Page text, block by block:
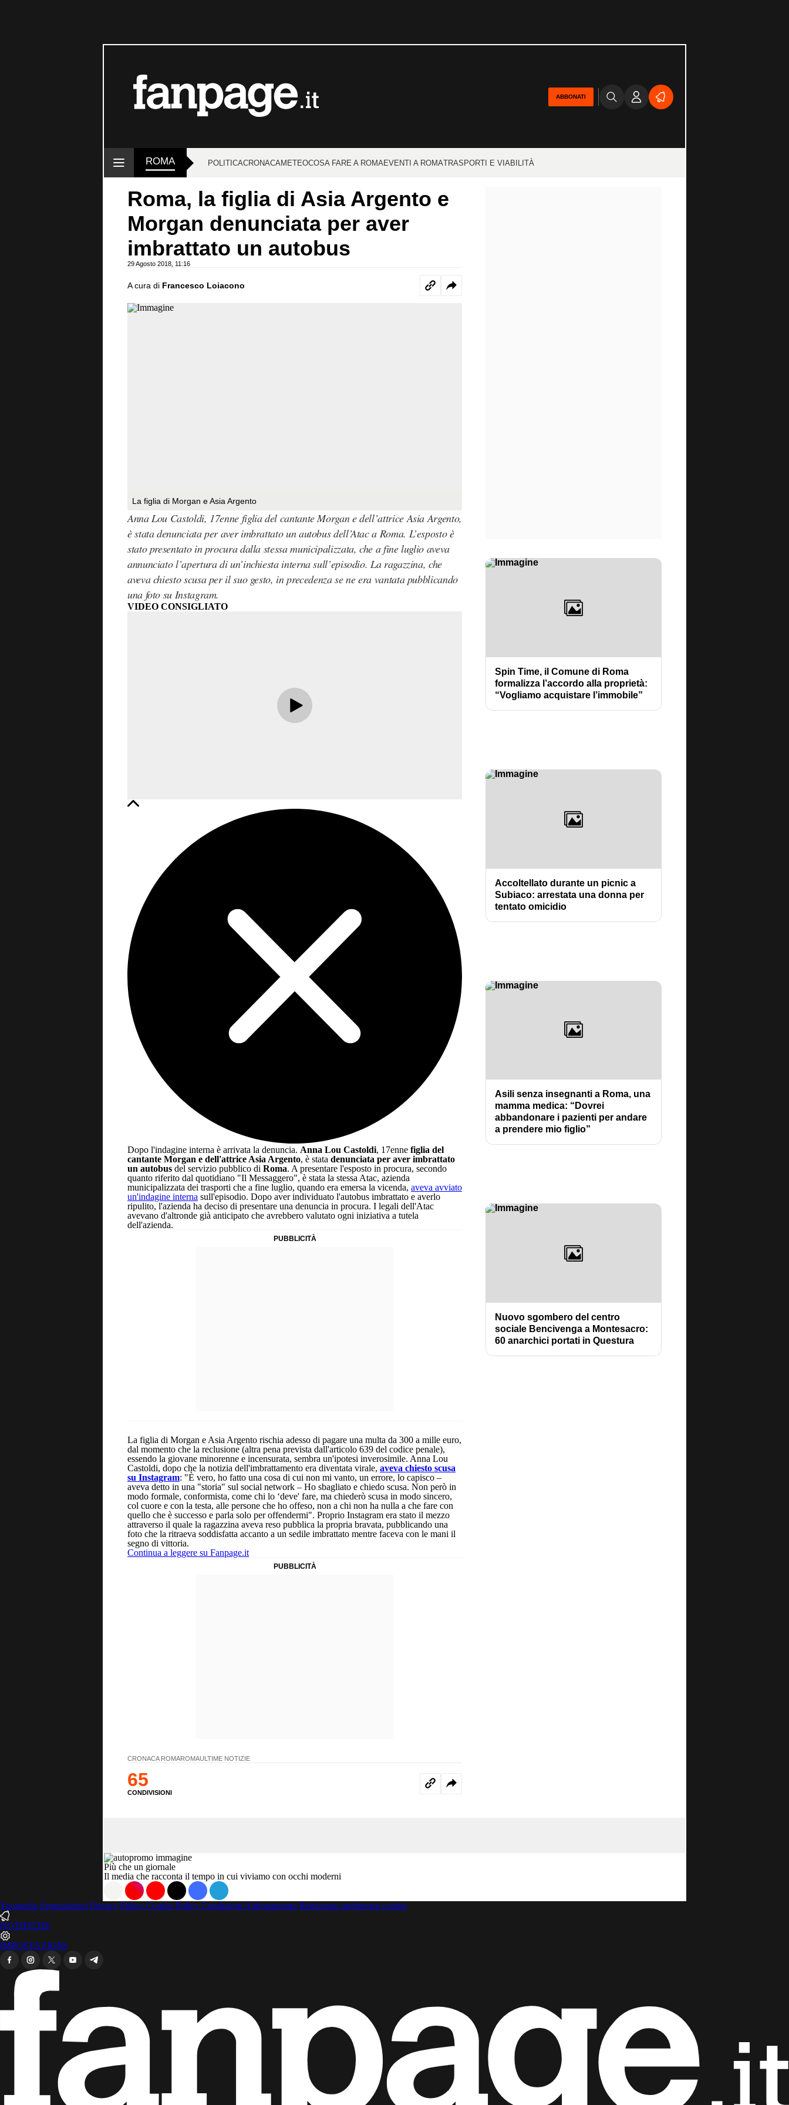
ABBONATI
ROMA POLITICACRONACAMETEOCOSA FARE A ROMAEVENTI A ROMATRASPORTI E VIABILITÀ
Roma, la figlia di Asia Argento e
Morgan denunciata per aver
imbrattato un autobus
29 Agosto 2018 11:16
A cura di Francesco Loiacono
La figlia di Morgan e Asia Argento
Anna Lou Castoldi, 17enne figlia del cantante Morgan e dell’attrice Asia Argento,
è stata denunciata per aver imbrattato un autobus dell’Atac a Roma. L’esposto è
stato presentato in procura dalla stessa municipalizzata, che a fine luglio aveva
annunciato l’apertura di un’inchiesta interna sull’episodio. La ragazzina, che
aveva chiesto scusa per il suo gesto, in precedenza se ne era vantata pubblicando
una foto su Instagram.
VIDEO CONSIGLIATO
Dopo l'indagine interna è arrivata la denuncia. Anna Lou Castoldi, 17enne figlia del
cantante Morgan e dell'attrice Asia Argento, è stata denunciata per aver imbrattato
un autobus del servizio pubblico di Roma. A presentare l'esposto in procura, secondo
quanto riferito dal quotidiano "Il Messaggero", è stata la stessa Atac, azienda
municipalizzata dei trasporti che a fine luglio, quando era emersa la vicenda, aveva avviato
un'indagine interna sull'episodio. Dopo aver individuato l'autobus imbrattato e averlo
ripulito, l'azienda ha deciso di presentare una denuncia in procura. I legali dell'Atac
avevano d'altronde già anticipato che avrebbero valutato ogni iniziativa a tutela
dell'azienda.
La figlia di Morgan e Asia Argento rischia adesso di pagare una multa da 300 a mille euro,
dal momento che la reclusione (altra pena prevista dall'articolo 639 del codice penale),
essendo la giovane minorenne e incensurata, sembra un'ipotesi inverosimile. Anna Lou
Castoldi, dopo che la notizia dell'imbrattamento era diventata virale, aveva chiesto scusa
su Instagram: "È vero, ho fatto una cosa di cui non mi vanto, un errore, lo capisco –
aveva detto in una "storia" sul social network – Ho sbagliato e chiedo scusa. Non però in
modo formale, conformista, come chi lo ‘deve' fare, ma chiederò scusa in modo sincero,
col cuore e con la testa, alle persone che ho offeso, non a chi non ha nulla a che fare con
quello che è successo e parla solo per offendermi". Proprio Instagram era stato il mezzo
attraverso il quale la ragazzina aveva reso pubblica la propria bravata, pubblicando una
foto che la ritraeva soddisfatta accanto a un sedile imbrattato mentre faceva con le mani il
segno di vittoria.
Continua a leggere su Fanpage.it
CRONACA ROMAROMAULTIME NOTIZIE
65
CONDIVISIONI
Spin Time, il Comune di Roma
formalizza l’accordo alla proprietà:
“Vogliamo acquistare l’immobile”
Accoltellato durante un picnic a
Subiaco: arrestata una donna per
tentato omicidio
Asili senza insegnanti a Roma, una
mamma medica: “Dovrei
abbandonare i pazienti per andare
a prendere mio figlio”
Nuovo sgombero del centro
sociale Bencivenga a Montesacro:
60 anarchici portati in Questura
Più che un giornale
Il media che racconta il tempo in cui viviamo con occhi moderni
Youmedia Segnalazioni Privacy Policy Cookie Policy Condizioni Abbonamento Redazione preferenze cookie
NOTIFICHE
IMPOSTAZIONI